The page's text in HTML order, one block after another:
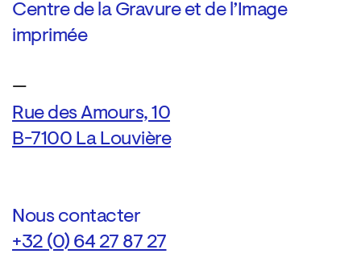
Centre de la Gravure et de l’Image
imprimée
—
Rue des Amours, 10
B-7100 La Louvière
Nous contacter
+32 (0) 64 27 87 27